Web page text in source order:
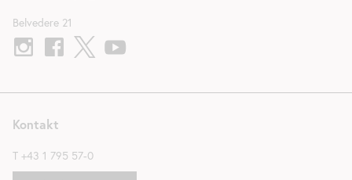
Kontakt
T +43 1 795 57-0
Belvedere 21